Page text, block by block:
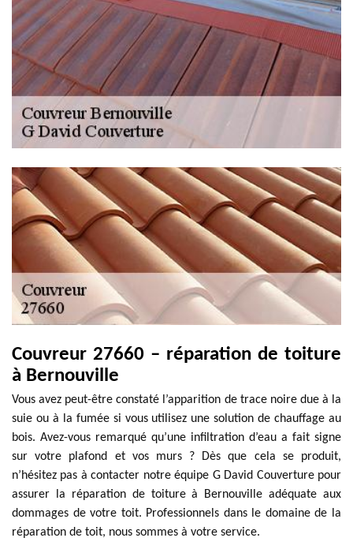
Couvreur 27660 – réparation de toiture
à Bernouville
Vous avez peut-être constaté l’apparition de trace noire due à la
suie ou à la fumée si vous utilisez une solution de chauffage au
bois. Avez-vous remarqué qu’une infiltration d’eau a fait signe
sur votre plafond et vos murs ? Dès que cela se produit,
n’hésitez pas à contacter notre équipe G David Couverture pour
assurer la réparation de toiture à Bernouville adéquate aux
dommages de votre toit. Professionnels dans le domaine de la
réparation de toit, nous sommes à votre service.